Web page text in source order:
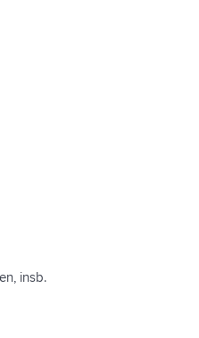
insb.